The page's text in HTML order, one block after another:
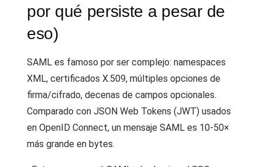
por qué persiste a pesar de
eso)
SAML es famoso por ser complejo: namespaces
XML, certificados X.509, múltiples opciones de
firma/cifrado, decenas de campos opcionales.
Comparado con JSON Web Tokens (JWT) usados
en OpenID Connect, un mensaje SAML es 10-50×
más grande en bytes.